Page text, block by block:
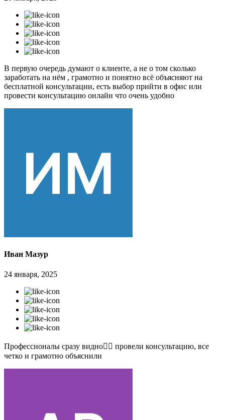
В первую очередь думают о клиенте, а не о том сколько
заработать на нём , грамотно и понятно всё объясняют на
бесплатной консультации, есть выбор прийти в офис или
провести консультацию онлайн что очень удобно
Иван Мазур
24 января, 2025
Профессионалы сразу видно👍🏻 провели консультацию, все
четко и грамотно объяснили